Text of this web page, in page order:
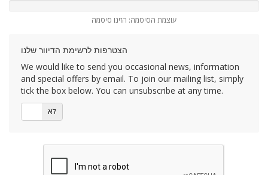
עוצמת הסיסמה: הזינו סיסמה
הצטרפות לרשימת הדיוור שלנו
We would like to send you occasional news, information
and special offers by email. To join our mailing list, simply
tick the box below. You can unsubscribe at any time.
לא